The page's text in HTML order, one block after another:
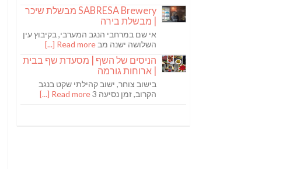
SABRESA Brewery מבשלת שיכר
| מבשלת בירה
אי שם במרחבי הנגב המערבי, בקיבוץ עין
השלושה ישנה מב Read more [...]
הניסים של השף | מסעדת שף בבית
| ארוחות גורמה
בישוב צוחר, ישוב קהילתי שקט בנגב
הקרוב, זמן נסיעה 3
Read more [...]